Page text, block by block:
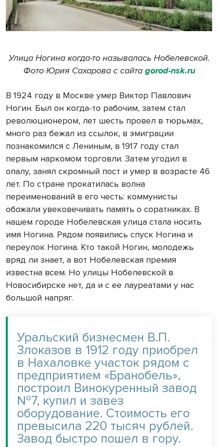
Улица Ногина когда-то называлась Нобелевской.
Фото Юрия Сахарова с сайта gorod-nsk.ru
В 1924 году в Москве умер Виктор Павлович
Ногин. Был он когда-то рабочим, затем стал
революционером, лет шесть провел в тюрьмах,
много раз бежал из ссылок, в эмиграции
познакомился с Лениным, в 1917 году стал
первым наркомом торговли. Затем угодил в
опалу, занял скромный пост и умер в возрасте 46
лет. По стране прокатилась волна
переименований в его честь: коммунисты
обожали увековечивать память о соратниках. В
нашем городе Нобелевская улица стала носить
имя Ногина. Рядом появились спуск Ногина и
переулок Ногина. Кто такой Ногин, молодежь
вряд ли знает, а вот Нобелевская премия
известна всем. Но улицы Нобелевской в
Новосибирске нет, да и с ее лауреатами у нас
большой напряг.
Уральский бизнесмен В.П.
Злоказов в 1912 году приобрел
в Нахаловке участок рядом с
предприятием «Бранобель»,
построил Винокуренный завод
№7, купил и завез
оборудование. Стоимость его
превысила 220 тысяч рублей.
Завод быстро пошел в гору.